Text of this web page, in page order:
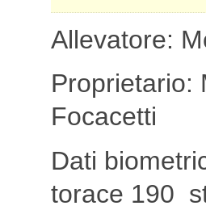
Allevatore:
Proprietario:
Focacetti
Dati
torace 190